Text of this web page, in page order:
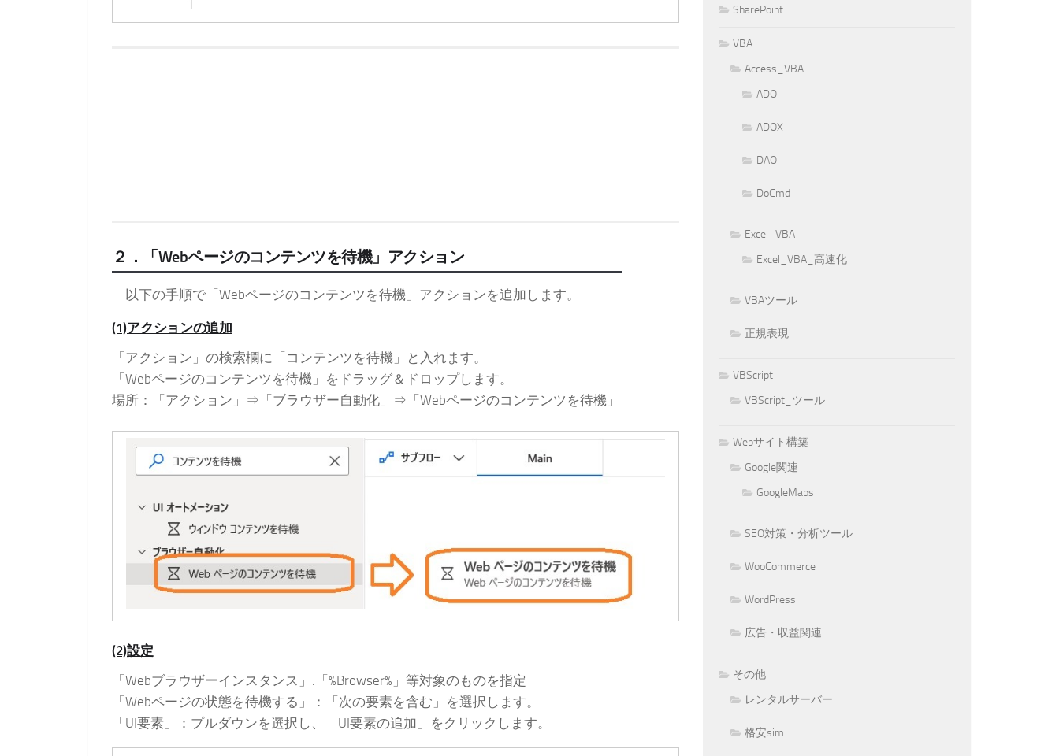
２．「Webページのコンテンツを待機」アクション
以下の手順で「Webページのコンテンツを待機」アクションを追加します。
(1)アクションの追加
「アクション」の検索欄に「コンテンツを待機」と入れます。
「Webページのコンテンツを待機」をドラッグ＆ドロップします。
場所：「アクション」⇒「ブラウザー自動化」⇒「Webページのコンテンツを待機」
(2)設定
「Webブラウザーインスタンス」:「%Browser%」等対象のものを指定
「Webページの状態を待機する」：「次の要素を含む」を選択します。
「UI要素」：プルダウンを選択し、「UI要素の追加」をクリックします。
SharePoint
VBA
Access_VBA
ADO
ADOX
DAO
DoCmd
Excel_VBA
Excel_VBA_高速化
VBAツール
正規表現
VBScript
VBScript_ツール
Webサイト構築
Google関連
GoogleMaps
SEO対策・分析ツール
WooCommerce
WordPress
広告・収益関連
その他
レンタルサーバー
格安sim